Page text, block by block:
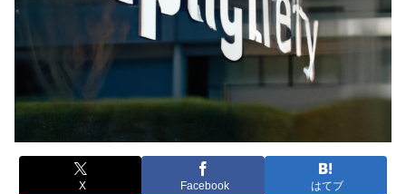
X Facebook はてブ